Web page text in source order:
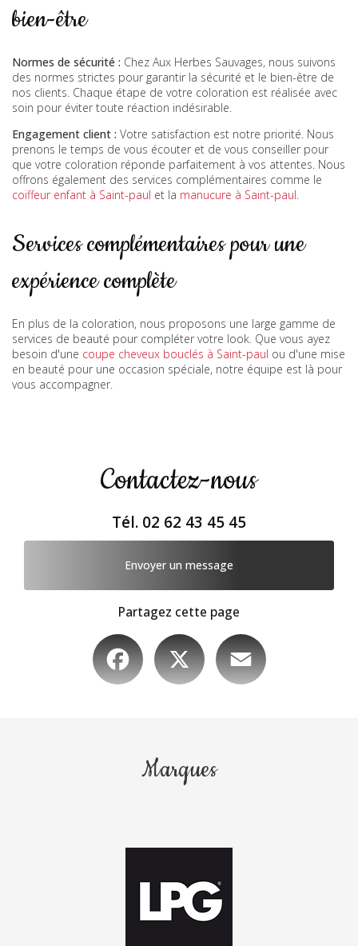
bien-être
Normes de sécurité : Chez Aux Herbes Sauvages, nous suivons
des normes strictes pour garantir la sécurité et le bien-être de
nos clients. Chaque étape de votre coloration est réalisée avec
soin pour éviter toute réaction indésirable.
Engagement client : Votre satisfaction est notre priorité. Nous
prenons le temps de vous écouter et de vous conseiller pour
que votre coloration réponde parfaitement à vos attentes. Nous
offrons également des services complémentaires comme le
coiffeur enfant à Saint-paul et la manucure à Saint-paul.
Services complémentaires pour une
expérience complète
En plus de la coloration, nous proposons une large gamme de
services de beauté pour compléter votre look. Que vous ayez
besoin d'une coupe cheveux bouclés à Saint-paul ou d'une mise
en beauté pour une occasion spéciale, notre équipe est là pour
vous accompagner.
Contactez-nous
Tél. 02 62 43 45 45
Envoyer un message
Partagez cette page
Facebook
Marques